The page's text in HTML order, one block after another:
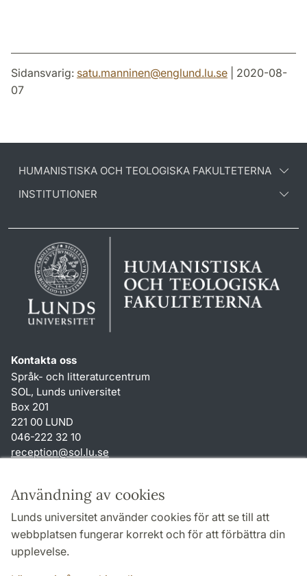
Användning av cookies
Lunds universitet använder cookies för att se till att
webbplatsen fungerar korrekt och för att förbättra din
upplevelse.
Sidansvarig: satu.manninen@englund.lu.se | 2020-08-
07
HUMANISTISKA OCH TEOLOGISKA FAKULTETERNA
INSTITUTIONER
Kontakta oss
Språk- och litteraturcentrum
SOL, Lunds universitet
Box 201
221 00 LUND
046-222 32 10
reception@sol.lu.se
Genvägar
Om webbplatsen och cookies
Behandling av personuppgifter
Tillgänglighetsredogörelse